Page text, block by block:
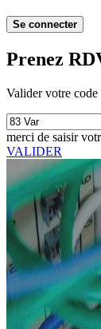
Se connecter
Prenez
Valider votre code
merci de saisir
VALIDER